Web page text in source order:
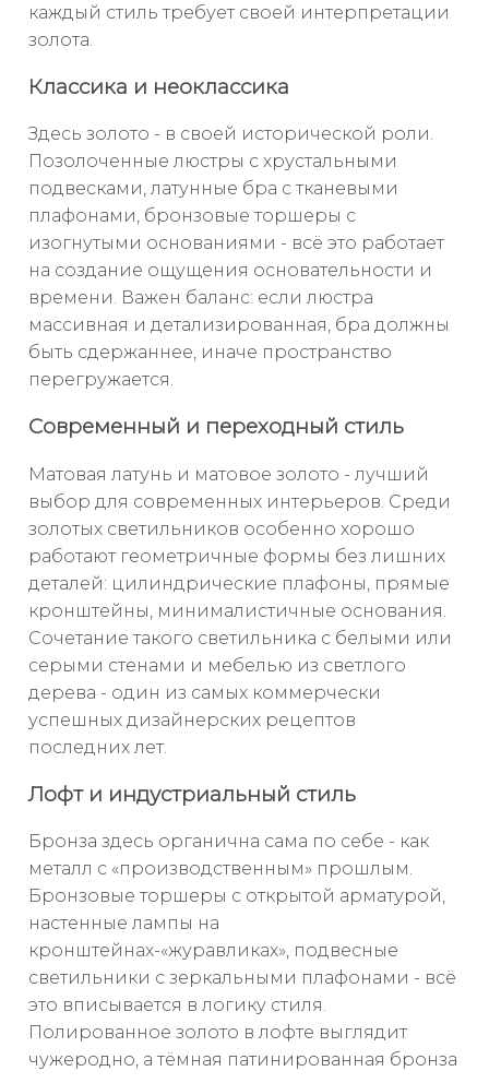
каждый стиль требует своей интерпретации
золота.
Классика и неоклассика
Здесь золото - в своей исторической роли.
Позолоченные люстры с хрустальными
подвесками, латунные бра с тканевыми
плафонами, бронзовые торшеры с
изогнутыми основаниями - всё это работает
на создание ощущения основательности и
времени. Важен баланс: если люстра
массивная и детализированная, бра должны
быть сдержаннее, иначе пространство
перегружается.
Современный и переходный стиль
Матовая латунь и матовое золото - лучший
выбор для современных интерьеров. Среди
золотых светильников особенно хорошо
работают геометричные формы без лишних
деталей: цилиндрические плафоны, прямые
кронштейны, минималистичные основания.
Сочетание такого светильника с белыми или
серыми стенами и мебелью из светлого
дерева - один из самых коммерчески
успешных дизайнерских рецептов
последних лет.
Лофт и индустриальный стиль
Бронза здесь органична сама по себе - как
металл с «производственным» прошлым.
Бронзовые торшеры с открытой арматурой,
настенные лампы на
кронштейнах-«журавликах», подвесные
светильники с зеркальными плафонами - всё
это вписывается в логику стиля.
Полированное золото в лофте выглядит
чужеродно, а тёмная патинированная бронза